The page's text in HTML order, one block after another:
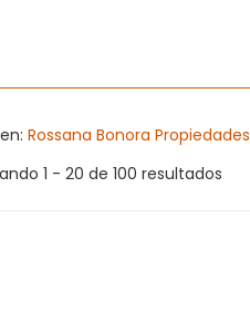
Rossana Bonora Propiedades
1 - 20 de 100 resultados